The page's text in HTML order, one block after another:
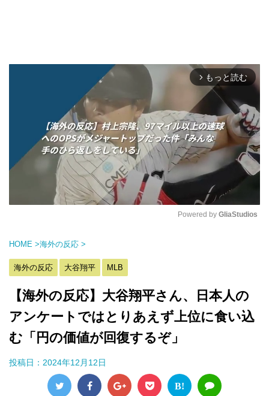
arrow_forward_ios もっと読む
Powered by GliaStudios
HOME >海外の反応 >
海外の反応 大谷翔平 MLB
【海外の反応】大谷翔平さん、日本人の
アンケートではとりあえず上位に食い込
む「円の価値が回復するぞ」
投稿日： 2024年12月12日
B!